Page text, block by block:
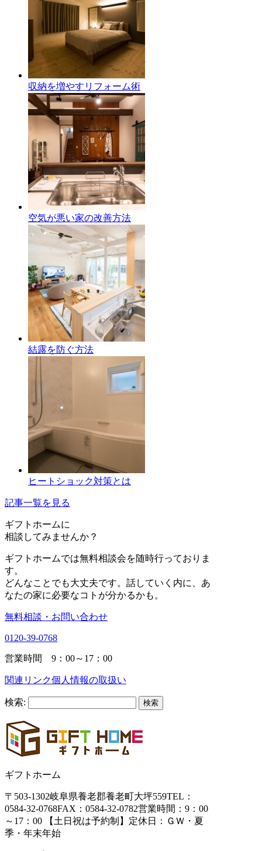
収納を増やすリフォーム術
空気が悪い家の改善方法
結露を防ぐ方法
ヒートショック対策とは
記事一覧を見る
ギフトホームに
相談 してみませんか？
ギフトホームでは無料相談会を随時行っておりま
す。
どんなことでも大丈夫です。話していく内に、あ
なたの家に必要なコトが分かるかも。
無料相談・お問い合わせ
0120-39-0768
営業時間 9：00～17：00
関連リンク個人情報の取扱い
検索:
ギフトホーム
〒503-1302岐阜県養老郡養老町大坪559TEL：
0584-32-0768FAX：0584-32-0782営業時間：9：00
～17：00 【土日祝は予約制】 定休日：ＧＷ・夏
季・年末年始